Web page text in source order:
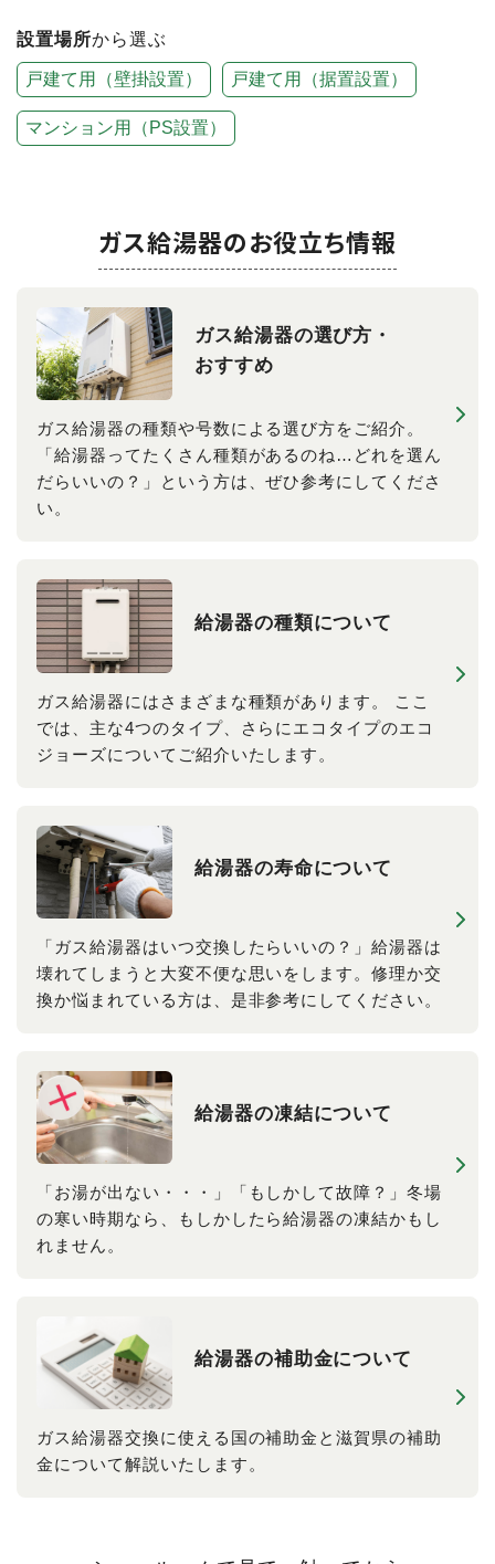
設置場所から選ぶ
戸建て用（壁掛設置） 戸建て用（据置設置）
マンション用（PS設置）
ガス給湯器のお役立ち情報
ガス給湯器の​選び方・​
おすすめ
ガス給湯器の種類や号数による選び方をご紹介。
「給湯器ってたくさん種類があるのね…どれを選ん
だらいいの？」という方は、ぜひ参考にしてくださ
い。
給湯器の​種類に​ついて
ガス給湯器にはさまざまな種類があります。 ここ
では、主な4つのタイプ、さらにエコタイプのエコ
ジョーズについてご紹介いたします。
給湯器の​寿命に​ついて
「ガス給湯器はいつ交換したらいいの？」給湯器は
壊れてしまうと大変不便な思いをします。修理か交
換か悩まれている方は、是非参考にしてください。
給湯器の​凍結に​ついて
「お湯が出ない・・・」「もしかして故障？」冬場
の寒い時期なら、もしかしたら給湯器の凍結かもし
れません。
給湯器の​補助金に​ついて
ガス給湯器交換に使える国の補助金と滋賀県の補助
金について解説いたします。